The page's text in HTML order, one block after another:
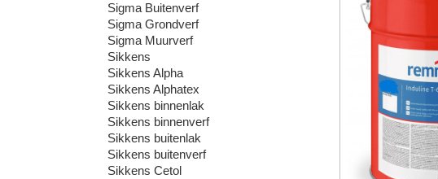
Sigma Buitenverf
Sigma Grondverf
Sigma Muurverf
Sikkens
Sikkens Alpha
Sikkens Alphatex
Sikkens binnenlak
Sikkens binnenverf
Sikkens buitenlak
Sikkens buitenverf
Sikkens Cetol